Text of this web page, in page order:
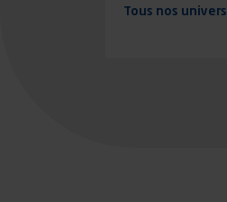
Tous nos univers